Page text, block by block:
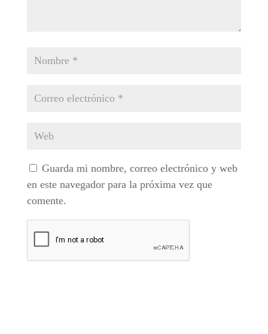
Guarda mi nombre, correo electrónico y web
en este navegador para la próxima vez que
comente.